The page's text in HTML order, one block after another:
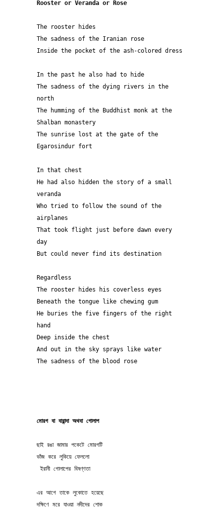
Rooster or Veranda or Rose
The rooster hides
The sadness of the Iranian rose
In the past he also had to hide
The sadness of the dying rivers in the
north
The humming of the Buddhist monk at the
Shalban monastery
The sunrise lost at the gate of the
Egarosindur fort
In that chest
He had also hidden the story of a small
veranda
Who tried to follow the sound of the
airplanes
That took flight just before dawn every
day
But could never find its destination
Regardless
The rooster hides his coverless eyes
Beneath the tongue like chewing gum
He buries the five fingers of the right
hand
Deep inside the chest
And out in the sky sprays like water
The sadness of the blood rose
মোরগ বা বারান্দা অথবা গোলাপ
ছাই রঙা জামার পকেটে মোরগটি
ভাঁজ করে লুকিয়ে ফেললো
ইরানী গোলাপের বিষণ্ণতা
এর আগে তাকে লুকোতে হয়েছে
দক্ষিণে মরে যাওয়া নদীদের শোক